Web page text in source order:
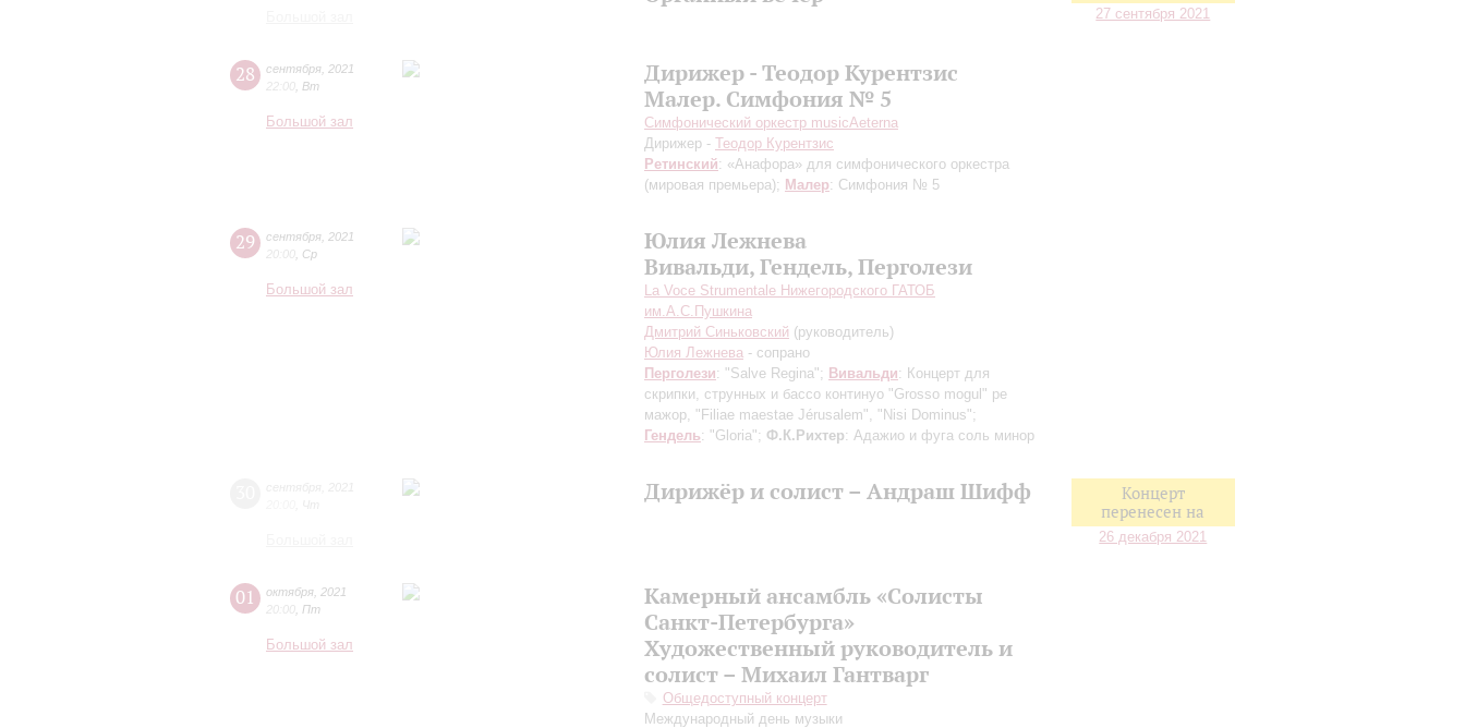
27 сентября 2021
28 сентября 2021
22:00 Вт
Большой зал
Дирижер - Теодор Курентзис
Малер. Симфония № 5
Симфонический оркестр musicAeterna
Дирижер - Теодор Курентзис
Ретинский: «Анафора» для симфонического оркестра
(мировая премьера); Малер: Симфония № 5
29 сентября 2021
20:00 Ср
Большой зал
Юлия Лежнева
Вивальди, Гендель, Перголези
La Voce Strumentale Нижегородского ГАТОБ
им.А.С.Пушкина
Дмитрий Синьковский (руководитель)
Юлия Лежнева - сопрано
Перголези: "Salve Regina"; Вивальди: Концерт для
скрипки, струнных и бассо континуо "Grosso mogul" ре
мажор, "Filiae maestae Jérusalem", "Nisi Dominus";
Гендель: "Gloria"; Ф.К.Рихтер: Адажио и фуга соль минор
Дирижёр и солист – Андраш Шифф
Концерт
перенесен на
26 декабря 2021
01 октября 2021
20:00 Пт
Большой зал
Камерный ансамбль «Солисты
Санкт-Петербурга»
Художественный руководитель и
солист – Михаил Гантварг
Общедоступный концерт
Международный день музыки